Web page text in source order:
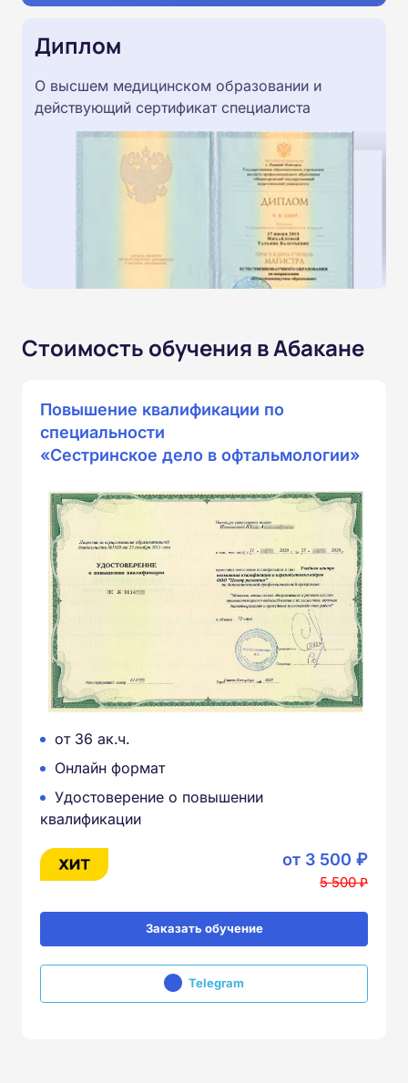
Диплом
О высшем медицинском образовании и
действующий сертификат специалиста
Стоимость обучения в Абакане
Повышение квалификации по
специальности
«Сестринское дело в офтальмологии»
от 36 ак.ч.
Онлайн формат
Удостоверение о повышении
квалификации
от 3 500 ₽
5 500 ₽
Заказать обучение
Telegram